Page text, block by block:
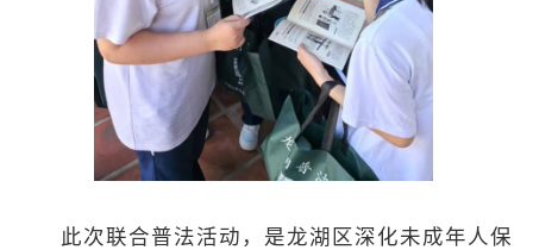
此次联合普法活动，是龙湖区深化未成年人保